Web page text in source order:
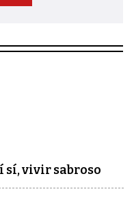
sí, vivir sabroso